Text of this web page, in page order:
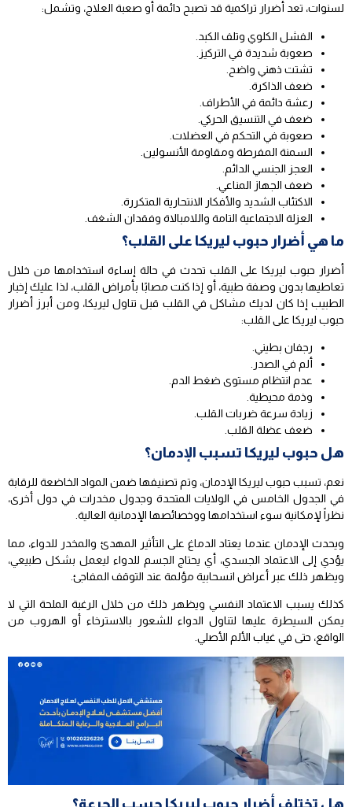
لسنوات، تعد أضرار تراكمية قد تصبح دائمة أو صعبة العلاج، وتشمل:
الفشل الكلوي وتلف الكبد.
صعوبة شديدة في التركيز.
تشتت ذهني واضح.
ضعف الذاكرة.
رعشة دائمة في الأطراف.
ضعف في التنسيق الحركي.
صعوبة في التحكم في العضلات.
السمنة المفرطة ومقاومة الأنسولين.
العجز الجنسي الدائم.
ضعف الجهاز المناعي.
الاكتئاب الشديد والأفكار الانتحارية المتكررة.
العزلة الاجتماعية التامة واللامبالاة وفقدان الشغف.
ما هي أضرار حبوب ليريكا على القلب؟
أضرار حبوب ليريكا على القلب تحدث في حالة إساءة استخدامها من خلال
تعاطيها بدون وصفة طبية، أو إذا كنت مصابًا بأمراض القلب، لذا عليك إخبار
الطبيب إذا كان لديك مشاكل في القلب قبل تناول ليريكا، ومن أبرز أضرار
حبوب ليريكا على القلب:
رجفان بطيني.
ألم في الصدر.
عدم انتظام مستوى ضغط الدم.
وذمة محيطية.
زيادة سرعة ضربات القلب.
ضعف عضلة القلب.
هل حبوب ليريكا تسبب الإدمان؟
نعم، تسبب حبوب ليريكا الإدمان، وتم تصنيفها ضمن المواد الخاضعة للرقابة
في الجدول الخامس في الولايات المتحدة وجدول مخدرات في دول أخرى،
نظراً لإمكانية سوء استخدامها ووخصائصها الإدمانية العالية.
ويحدث الإدمان عندما يعتاد الدماغ على التأثير المهدئ والمخدر للدواء، مما
يؤدي إلى الاعتماد الجسدي، أي يحتاج الجسم للدواء ليعمل بشكل طبيعي،
ويظهر ذلك عبر أعراض انسحابية مؤلمة عند التوقف المفاجئ.
كذلك يسبب الاعتماد النفسي ويظهر ذلك من خلال الرغبة الملحة التي لا
يمكن السيطرة عليها لتناول الدواء للشعور بالاسترخاء أو الهروب من
الواقع، حتى في غياب الألم الأصلي.